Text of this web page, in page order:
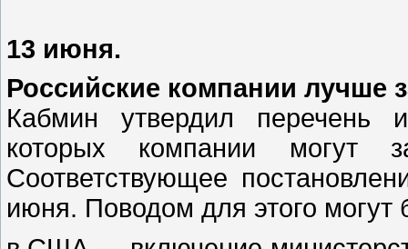
13 июня.
Российские компании лучше
Кабмин утвердил перечень
которых компании могут
Соответствующее
июня. Поводом для этого могут